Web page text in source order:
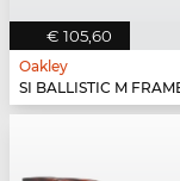
€ 105,60
Oakley
SI BALLISTIC M FRAME 3.0 -